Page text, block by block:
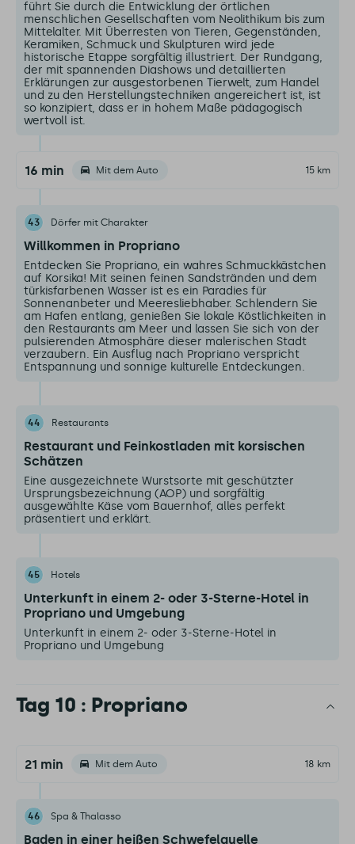
führt Sie durch die Entwicklung der örtlichen
menschlichen Gesellschaften vom Neolithikum bis zum
Mittelalter. Mit Überresten von Tieren, Gegenständen,
Keramiken, Schmuck und Skulpturen wird jede
historische Etappe sorgfältig illustriert. Der Rundgang,
der mit spannenden Diashows und detaillierten
Erklärungen zur ausgestorbenen Tierwelt, zum Handel
und zu den Herstellungstechniken angereichert ist, ist
so konzipiert, dass er in hohem Maße pädagogisch
wertvoll ist.
16 min Mit dem Auto 15 km
43 Dörfer mit Charakter
Willkommen in Propriano
Entdecken Sie Propriano, ein wahres Schmuckkästchen
auf Korsika! Mit seinen feinen Sandstränden und dem
türkisfarbenen Wasser ist es ein Paradies für
Sonnenanbeter und Meeresliebhaber. Schlendern Sie
am Hafen entlang, genießen Sie lokale Köstlichkeiten in
den Restaurants am Meer und lassen Sie sich von der
pulsierenden Atmosphäre dieser malerischen Stadt
verzaubern. Ein Ausflug nach Propriano verspricht
Entspannung und sonnige kulturelle Entdeckungen.
44 Restaurants
Restaurant und Feinkostladen mit korsischen
Schätzen
Eine ausgezeichnete Wurstsorte mit geschützter
Ursprungsbezeichnung (AOP) und sorgfältig
ausgewählte Käse vom Bauernhof, alles perfekt
präsentiert und erklärt.
45 Hotels
Unterkunft in einem 2- oder 3-Sterne-Hotel in
Propriano und Umgebung
Unterkunft in einem 2- oder 3-Sterne-Hotel in
Propriano und Umgebung
Tag 10 : Propriano
21 min Mit dem Auto 18 km
46 Spa & Thalasso
Baden in einer heißen Schwefelquelle